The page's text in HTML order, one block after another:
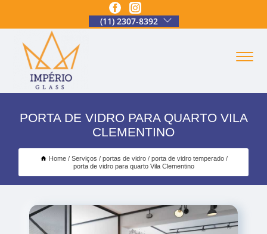
(11) 2307-8392
PORTA DE VIDRO PARA QUARTO VILA
CLEMENTINO
Home Serviços portas de vidro
porta de vidro temperado
porta de vidro para quarto Vila Clementino